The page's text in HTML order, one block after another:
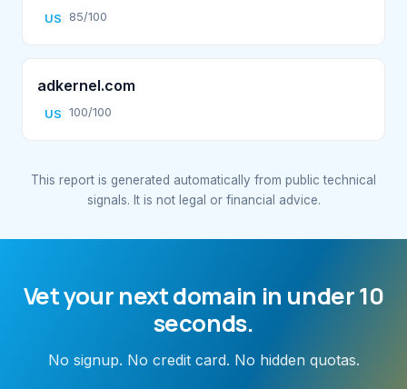
US 85/100
adkernel.com
US 100/100
This report is generated automatically from public technical
signals. It is not legal or financial advice.
Vet your next domain in under 10
seconds.
No signup. No credit card. No hidden quotas.